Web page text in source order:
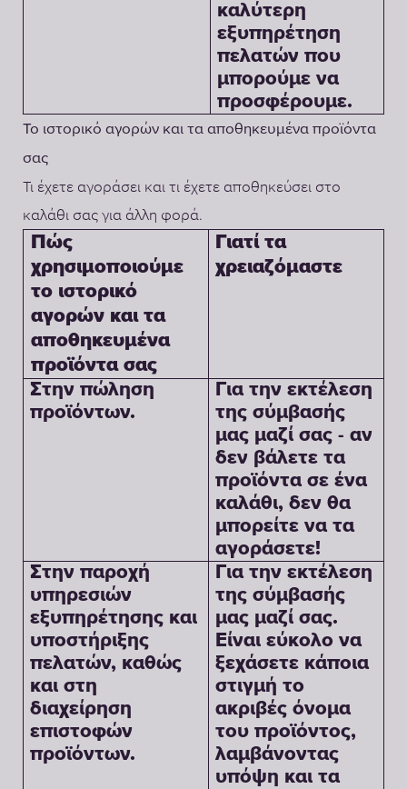
καλύτερη
εξυπηρέτηση
πελατών που
μπορούμε να
προσφέρουμε.
Το ιστορικό αγορών και τα αποθηκευμένα προϊόντα
σας
Τι έχετε αγοράσει και τι έχετε αποθηκεύσει στο
καλάθι σας για άλλη φορά.
Πώς
χρησιμοποιούμε
το ιστορικό
αγορών και τα
αποθηκευμένα
προϊόντα σας
Γιατί τα
χρειαζόμαστε
Στην πώληση
προϊόντων.
Για την εκτέλεση
της σύμβασής
μας μαζί σας - αν
δεν βάλετε τα
προϊόντα σε ένα
καλάθι, δεν θα
μπορείτε να τα
αγοράσετε!
Στην παροχή
υπηρεσιών
εξυπηρέτησης και
υποστήριξης
πελατών, καθώς
και στη
διαχείρηση
επιστοφών
προϊόντων.
Για την εκτέλεση
της σύμβασής
μας μαζί σας.
Είναι εύκολο να
ξεχάσετε κάποια
στιγμή το
ακριβές όνομα
του προϊόντος,
λαμβάνοντας
υπόψη και τα